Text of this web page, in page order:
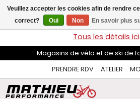
flèches
haut
et
pour
sélectionner
disponible.
Appuyez
LIVRAISON GRATUITEsur les
Tous les détails ici.
Magasins de vélo et de ski de
PRENDRE RDV
ATELIER
Veuillez accepter les cookies afin de rendre
correct?
Oui Non En savoir plus